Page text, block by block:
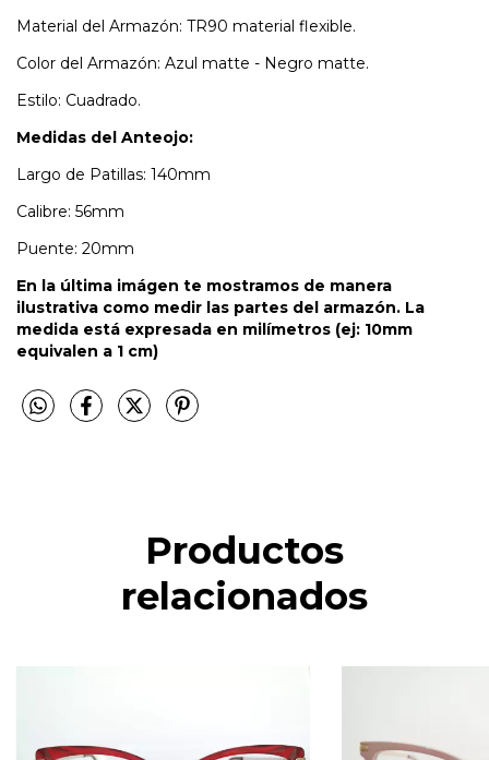
Material del Armazón: TR90 material flexible.
Color del Armazón: Azul matte - Negro matte.
Estilo: Cuadrado.
Medidas del Anteojo:
Largo de Patillas: 140mm
Calibre: 56mm
Puente: 20mm
En la última imágen te mostramos de manera
ilustrativa como medir las partes del armazón. La
medida está expresada en milímetros (ej: 10mm
equivalen a 1 cm)
Productos
relacionados